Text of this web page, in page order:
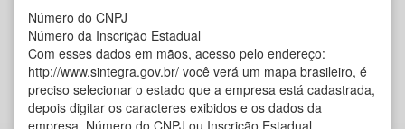
Número do CNPJ
Número da Inscrição Estadual
Com esses dados em mãos, acesso pelo endereço:
http://www.sintegra.gov.br/ você verá um mapa brasileiro, é
preciso selecionar o estado que a empresa está cadastrada,
depois digitar os caracteres exibidos e os dados da
empresa, Número do CNPJ ou Inscrição Estadual.